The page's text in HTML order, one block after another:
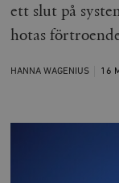
ett slut på
hotas
HANNA WAGENIUS 16